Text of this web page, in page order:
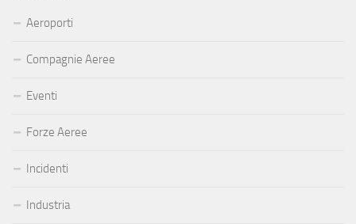
Aeroporti
Compagnie Aeree
Eventi
Forze Aeree
Incidenti
Industria